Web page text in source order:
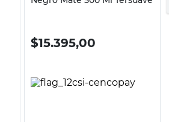
$15.395,00